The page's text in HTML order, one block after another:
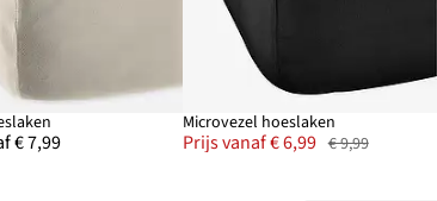
€ 7,99
Microvezel hoeslaken
Prijs vanaf € 6,99 € 9,99